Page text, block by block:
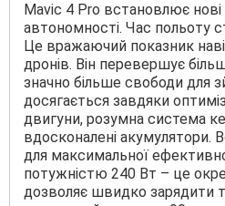
Mavic 4 Pro встановлює
автономності. Час польоту
Це вражаючий показник
дронів. Він перевершує
значно більше свободи для
досягається завдяки
двигуни, розумна система
вдосконалені акумулятори.
для максимальної
потужністю 240 Вт – це
дозволяє швидко зарядити